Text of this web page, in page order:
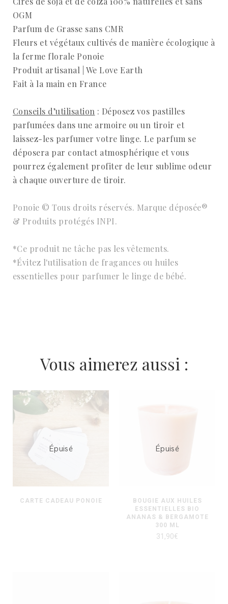
OGM
Parfum de Grasse sans CMR
Fleurs et végétaux cultivés de manière écologique à
la ferme florale Ponoie
Produit artisanal | We Love Earth
Fait à la main en France
Conseils d’utilisation : Déposez vos pastilles
parfumées dans une armoire ou un tiroir et
laissez-les parfumer votre linge. Le parfum se
déposera par contact atmosphérique et vous
pourrez également profiter de leur sublime odeur
à chaque ouverture de tiroir.
Ponoie © Tous droits réservés. Marque déposée®
& Produits protégés INPI.
*Ce produit ne tâche pas les vêtements.
*Évitez l'utilisation de fragances ou huiles
essentielles pour parfumer le linge de bébé.
Vous aimerez aussi :
CARTE CADEAU PONOIE
Épuisé
BOUGIE AUX HUILES
ESSENTIELLES BIO
ANANAS & BERGAMOTE
300 ML
31,90€
Épuisé